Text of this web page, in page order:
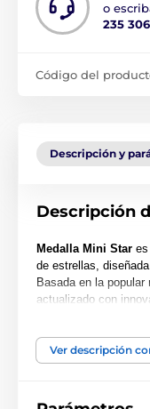
o
235
Código del
Descripción y
Descripción
Medalla Mini Star
de estrellas,
Basada en la
actualizado con
Cortada en una
Ver descripción